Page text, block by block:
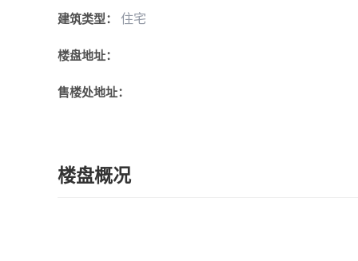
建筑类型： 住宅
楼盘地址：
售楼处地址：
楼盘概况